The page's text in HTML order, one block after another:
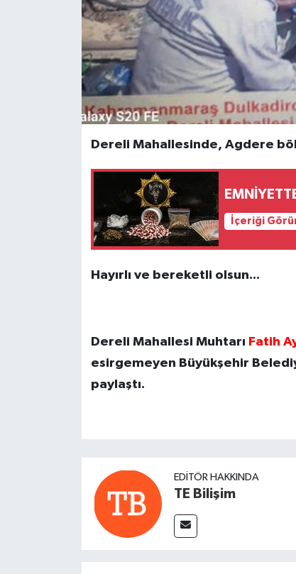
Dereli Mahallesinde, Agdere
İçeriği
Hayırlı ve bereketli olsun...
Dereli Mahallesi Muhtarı Fatih
esirgemeyen Büyükşehir
paylaştı.
EDITÖR HAKKINDA
TE Bilişim